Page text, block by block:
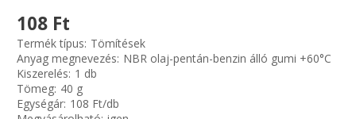
SIMÍTÓZÁRAS TASAK
108 Ft
Termék típus: Tömítések
Anyag megnevezés: NBR olaj-pentán-benzin álló gumi +60°C
Kiszerelés: 1 db
Tömeg: 40 g
Egységár: 108 Ft/db